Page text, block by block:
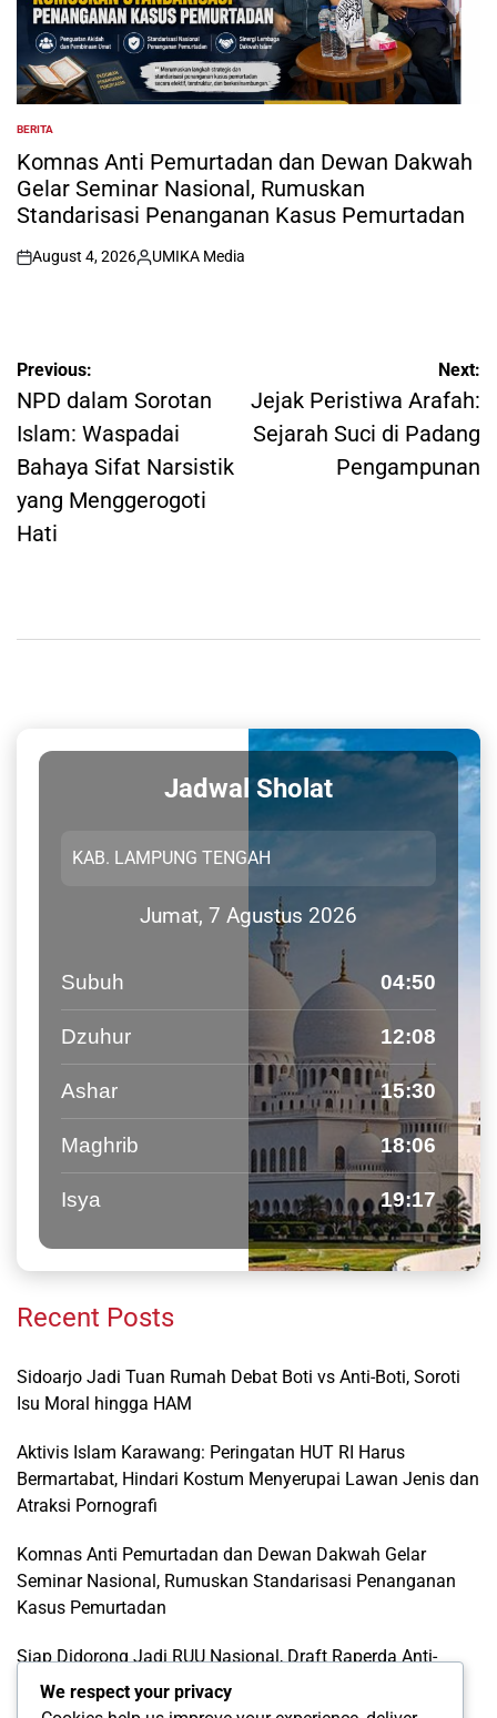
POSTED
IN
BERITA
Komnas Anti Pemurtadan dan Dewan Dakwah
Gelar Seminar Nasional, Rumuskan
Standarisasi Penanganan Kasus Pemurtadan
on
August 4, 2026
Posted
UMIKA Media
Post
navigation
Previous:
NPD dalam Sorotan
Islam: Waspadai
Bahaya Sifat Narsistik
yang Menggerogoti
Hati
Next:
Jejak Peristiwa Arafah:
Sejarah Suci di Padang
Pengampunan
Jadwal Sholat
Jumat, 7 Agustus 2026
Subuh 04:50
Dzuhur 12:08
Ashar 15:30
Maghrib 18:06
Isya 19:17
Recent Posts
Sidoarjo Jadi Tuan Rumah Debat Boti vs Anti-Boti, Soroti
Isu Moral hingga HAM
Aktivis Islam Karawang: Peringatan HUT RI Harus
Bermartabat, Hindari Kostum Menyerupai Lawan Jenis dan
Atraksi Pornografi
Komnas Anti Pemurtadan dan Dewan Dakwah Gelar
Seminar Nasional, Rumuskan Standarisasi Penanganan
Kasus Pemurtadan
Siap Didorong Jadi RUU Nasional, Draft Raperda Anti-
LGBTQ+ Karawang Diterima Ust. Roinul Balad
We respect your privacy